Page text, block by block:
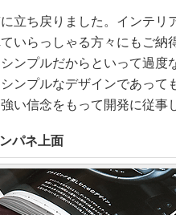
立ち戻りました。インテリ
いらっしゃる方々にもご納
ンプルだからといって過度
ンプルなデザインであって
い信念をもって開発に従事
パネ上面